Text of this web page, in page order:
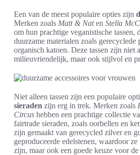
Een van de meest populaire opties zijn
Merken zoals Matt & Naten Stella
om hun prachtige veganistische tassen,
duurzame materialen zoals gerecyclede
organisch katoen. Deze tassen zijn niet
milieuvriendelijk, maar ook stijlvol en
Niet alleen tassen zijn een populaire
sieraden zijn erg in trek. Merken zoals
Circus hebben een prachtige collectie
fairtrade sieraden, zoals oorbellen en
zijn gemaakt van gerecycled zilver en
geproduceerde edelstenen, waardoor
zijn, maar ook een goede keuze voor de